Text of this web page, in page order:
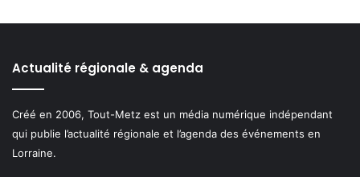
Actualité régionale & agenda
Créé en 2006, Tout-Metz est un média numérique indépendant
qui publie l’actualité régionale et l’agenda des événements en
Lorraine.